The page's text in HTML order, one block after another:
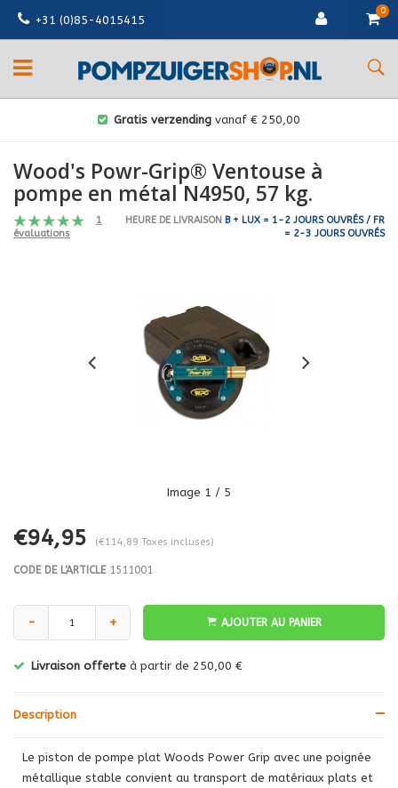
+31 (0)85-4015415
0
Gratis verzending vanaf € 250,00
Wood's Powr-Grip® Ventouse à
pompe en métal N4950, 57 kg.
1
évaluations
HEURE DE LIVRAISON B + LUX = 1-2 JOURS OUVRÉS / FR
= 2-3 JOURS OUVRÉS
Image 1 / 5
€94,95 (€114,89 Taxes incluses)
CODE DE L'ARTICLE1511001
- + AJOUTER AU PANIER
Livraison offerte à partir de 250,00 €
Description
Le piston de pompe plat Woods Power Grip avec une poignée
métallique stable convient au transport de matériaux plats et